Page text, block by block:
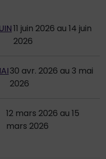
11 juin 2026 au 14 juin
2026
30 avr. 2026 au 3 mai
2026
12 mars 2026 au 15
mars 2026